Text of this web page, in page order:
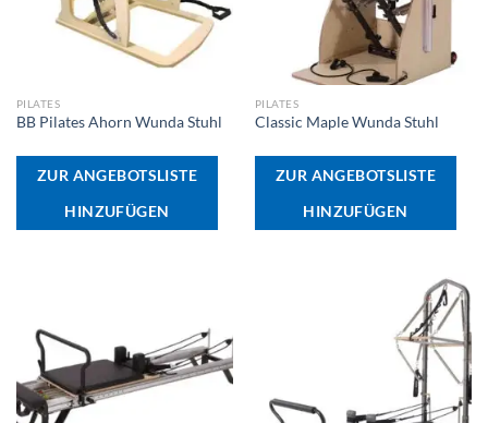
PILATES
BB Pilates Ahorn Wunda Stuhl
ZUR ANGEBOTSLISTE
HINZUFÜGEN
PILATES
Classic Maple Wunda Stuhl
ZUR ANGEBOTSLISTE
HINZUFÜGEN